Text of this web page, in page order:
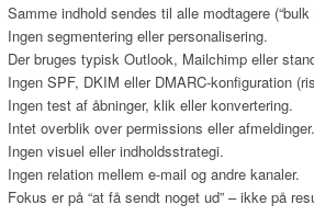
Samme indhold sendes til alle modtagere (“bulk
Ingen segmentering eller personalisering.
Der bruges typisk Outlook, Mailchimp eller
Ingen SPF, DKIM eller DMARC-konfiguration
Ingen test af åbninger, klik eller konvertering.
Intet overblik over permissions eller afmeldinger.
Ingen visuel eller indholdsstrategi.
Ingen relation mellem e-mail og andre kanaler.
Fokus er på “at få sendt noget ud” – ikke på